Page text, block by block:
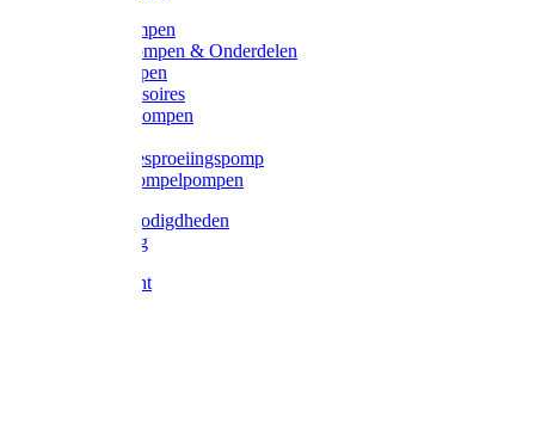
Leader pompen
Zwengelpompen & Onderdelen
Ebara pompen
Pompaccessoires
Excellent pompen
Gardena besproeiingspomp
Gardena dompelpompen
Tyleen benodigdheden
Tyleenslang
Lange bocht